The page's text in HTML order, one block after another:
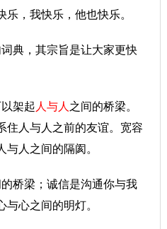
，我快乐，他也快乐。
典，其宗旨是让大家更快
架起 人与人 之间的桥梁。
住人与人之前的友谊。宽容
人之间的隔阂。
桥梁；诚信是沟通你与我
心之间的明灯。